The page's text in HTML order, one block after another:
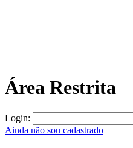
Área Restrita
Login:
Ainda não sou cadastrado